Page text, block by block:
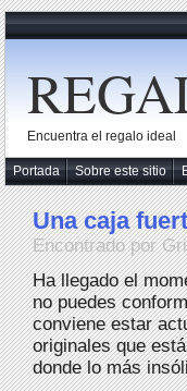
Encuentra el regalo ideal
Portada Sobre este sitio
Una caja
Encontrado por
Ha llegado el
no puedes
conviene estar
originales que
donde lo más